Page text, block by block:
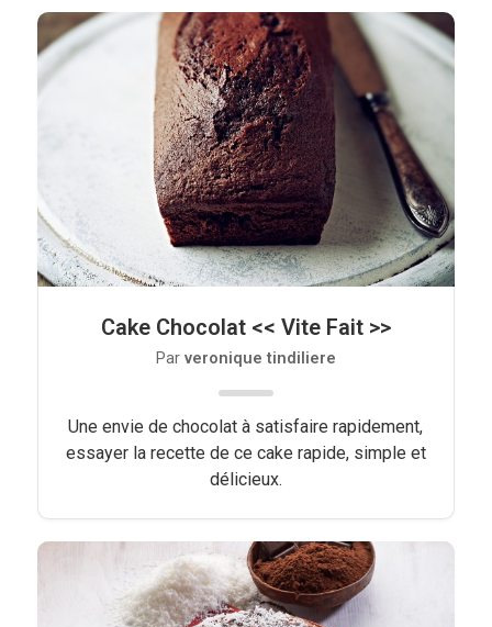
Cake Chocolat << Vite Fait >>
Par veronique tindiliere
Une envie de chocolat à satisfaire rapidement,
essayer la recette de ce cake rapide, simple et
délicieux.